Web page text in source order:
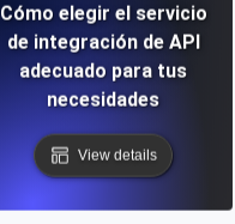
Cómo elegir el servicio
de integración de API
adecuado para tus
necesidades
View details